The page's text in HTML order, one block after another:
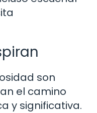
son
el camino
y significativa.